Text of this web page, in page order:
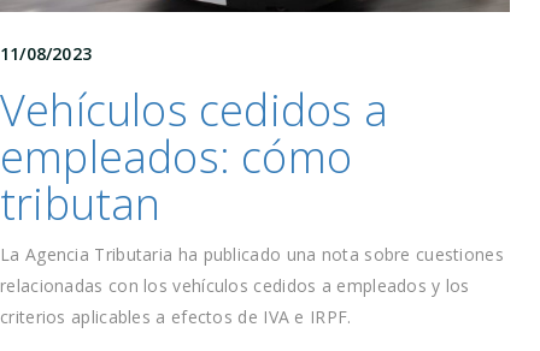
11/08/2023
Vehículos cedidos a
empleados: cómo
tributan
La Agencia Tributaria ha publicado una nota sobre cuestiones
relacionadas con los vehículos cedidos a empleados y los
criterios aplicables a efectos de IVA e IRPF.